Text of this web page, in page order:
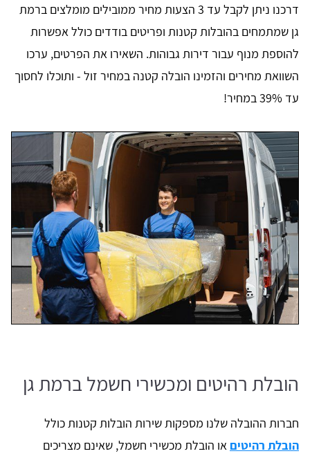
דרכנו ניתן לקבל עד 3 הצעות מחיר ממובילים מומלצים ברמת
גן שמתמחים בהובלות קטנות ופריטים בודדים כולל אפשרות
להוספת מנוף עבור דירות גבוהות. השאירו את הפרטים, ערכו
השוואת מחירים והזמינו הובלה קטנה במחיר זול - ותוכלו לחסוך
עד 39% במחיר!
הובלת רהיטים ומכשירי חשמל ברמת גן
חברות ההובלה שלנו מספקות שירות הובלות קטנות כולל
הובלת רהיטים או הובלת מכשירי חשמל, שאינם מצריכים